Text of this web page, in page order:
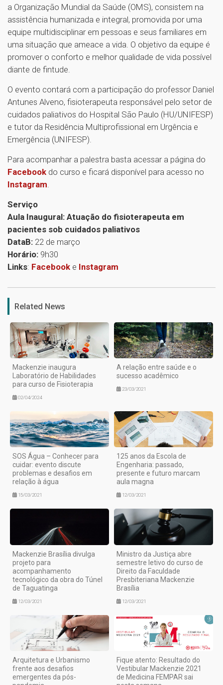
a Organização Mundial da Saúde (OMS), consistem na
assistência humanizada e integral, promovida por uma
equipe multidisciplinar em pessoas e seus familiares em
uma situação que ameace a vida. O objetivo da equipe é
promover o conforto e melhor qualidade de vida possível
diante de fintude.
O evento contará com a participação do professor Daniel
Antunes Alveno, fisioterapeuta responsável pelo setor de
cuidados paliativos do Hospital São Paulo (HU/UNIFESP)
e tutor da Residência Multiprofissional em Urgência e
Emergência (UNIFESP).
Para acompanhar a palestra basta acessar a página do
Facebook do curso e ficará disponível para acesso no
Instagram
Serviço
Aula Inaugural: Atuação do fisioterapeuta em
pacientes sob cuidados paliativos
DataB: 22 de março
Horário: 9h30
Links: Facebook e Instagram
1
Related News
Mackenzie inaugura
Laboratório de Habilidades
para curso de Fisioterapia
02/04/2024
A relação entre saúde e o
sucesso acadêmico
23/03/2021
SOS Água – Conhecer para
cuidar: evento discute
problemas e desafios em
relação à água
15/03/2021
125 anos da Escola de
Engenharia: passado,
presente e futuro marcam
aula magna
12/03/2021
Mackenzie Brasília divulga
projeto para
acompanhamento
tecnológico da obra do Túnel
de Taguatinga
12/03/2021
Ministro da Justiça abre
semestre letivo do curso de
Direito da Faculdade
Presbiteriana Mackenzie
Brasília
12/03/2021
Arquitetura e Urbanismo
frente aos desafios
emergentes da pós-
Fique atento: Resultado do
Vestibular Mackenzie 2021
de Medicina FEMPAR sai